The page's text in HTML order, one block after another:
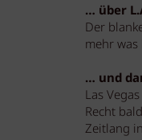
… über
Der
mehr
… und
Las
Recht
Zeitlang